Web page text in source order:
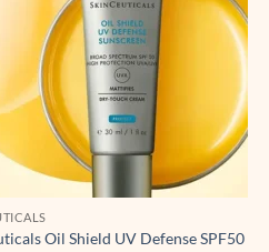
Oil Shield UV Defense SPF50